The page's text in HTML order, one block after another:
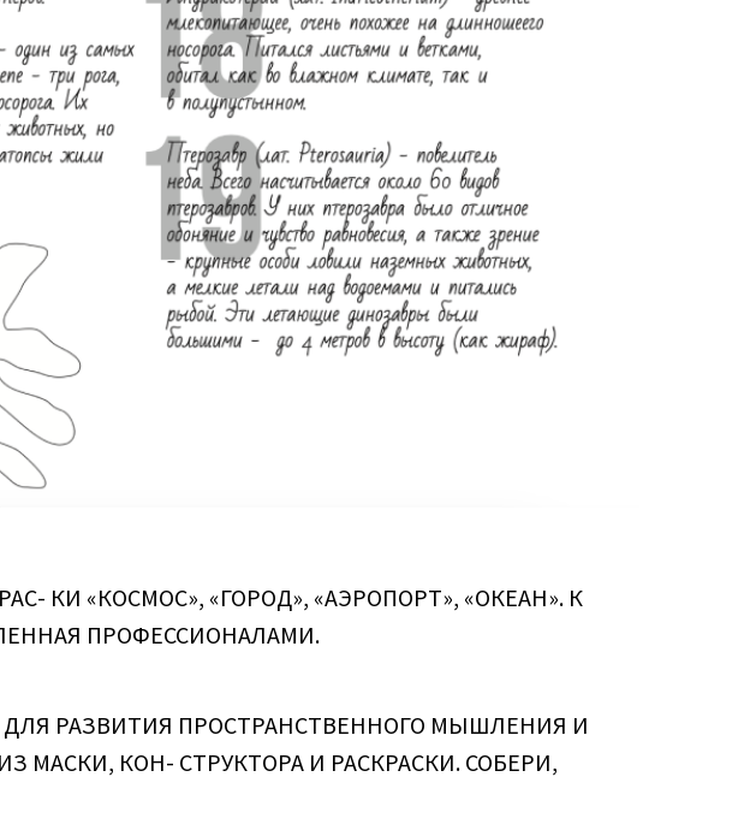
КИ «КОСМОС», «ГОРОД», «АЭРОПОРТ», «ОКЕАН». К
ПРОФЕССИОНАЛАМИ.
РАЗВИТИЯ ПРОСТРАНСТВЕННОГО МЫШЛЕНИЯ И
МАСКИ, КОН- СТРУКТОРА И РАСКРАСКИ. СОБЕРИ,